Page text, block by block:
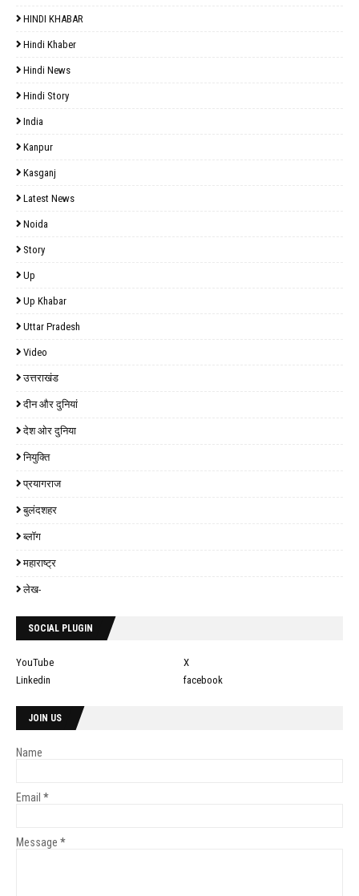
HINDI KHABAR
Hindi Khaber
Hindi News
Hindi Story
India
Kanpur
Kasganj
Latest News
Noida
Story
Up
Up Khabar
Uttar Pradesh
Video
उत्तराखंड
दीन और दुनियां
देश ओर दुनिया
नियुक्ति
प्रयागराज
बुलंदशहर
ब्लॉग
महाराष्ट्र
लेख-
SOCIAL PLUGIN
YouTube
X
Linkedin
facebook
JOIN US
Name
Email *
Message *